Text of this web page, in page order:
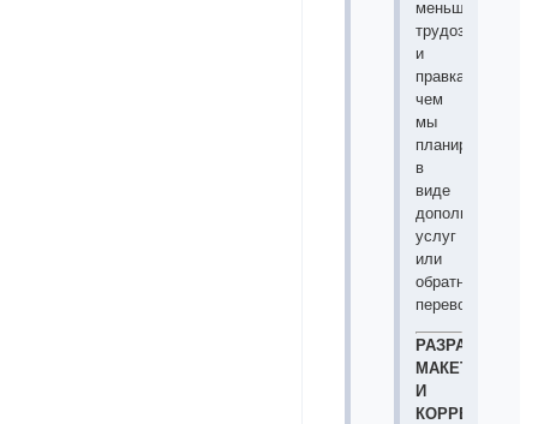
меньшими
трудозатратами
и
правками,
чем
мы
планировали,
в
виде
дополнительных
услуг
или
обратным
переводом.
РАЗРАБОТКА
МАКЕТА
И